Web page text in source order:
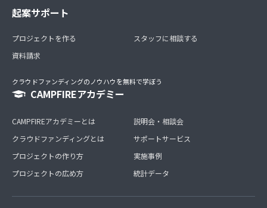
起案サポート
プロジェクトを作る
資料請求
スタッフに相談する
クラウドファンディングのノウハウを無料で学ぼう
CAMPFIREアカデミー
CAMPFIREアカデミーとは
クラウドファンディングとは
プロジェクトの作り方
プロジェクトの広め方
説明会・相談会
サポートサービス
実施事例
統計データ